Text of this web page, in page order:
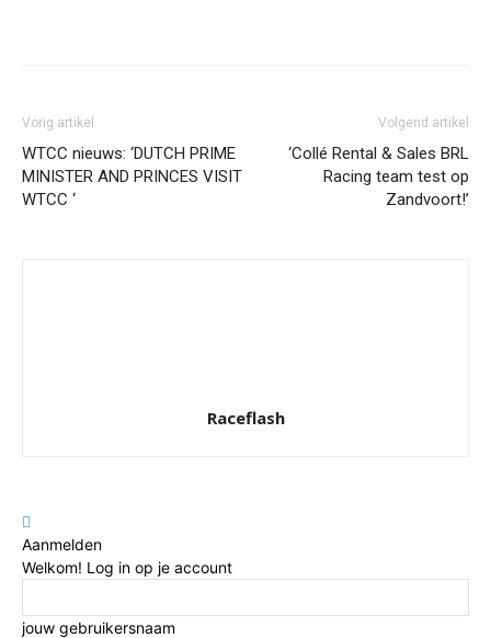
Vorig artikel
WTCC nieuws: ‘DUTCH PRIME
MINISTER AND PRINCES VISIT
WTCC ‘
Volgend artikel
‘Collé Rental & Sales BRL
Racing team test op
Zandvoort!’
Raceflash
Aanmelden
Welkom! Log in op je account
jouw gebruikersnaam